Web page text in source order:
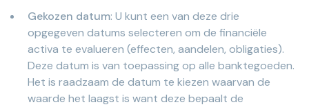
Gekozen datum: U kunt een van deze drie
opgegeven datums selecteren om de financiële
activa te evalueren (effecten, aandelen, obligaties).
Deze datum is van toepassing op alle banktegoeden.
Het is raadzaam de datum te kiezen waarvan de
waarde het laagst is want deze bepaalt de